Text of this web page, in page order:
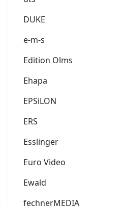
DUKE
e-m-s
Edition Olms
Ehapa
EPSiLON
ERS
Esslinger
Euro Video
Ewald
fechnerMEDIA